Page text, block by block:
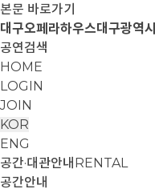
본문 바로가기
대구오페라하우스대구광역
공연검색
HOME
LOGIN
JOIN
KOR
ENG
공간·대관안내 RENTAL
공간안내